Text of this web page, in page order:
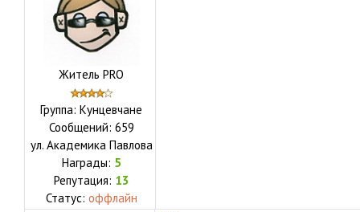
Житель PRO
Группа: Кунцевчане
Сообщений: 659
ул. Академика Павлова
Награды: 5
Репутация: 13
Статус: оффлайн